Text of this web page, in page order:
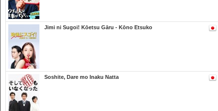
Jimi ni Sugoi! Kōetsu Gāru - Kōno Etsuko
Soshite, Dare mo Inaku Natta